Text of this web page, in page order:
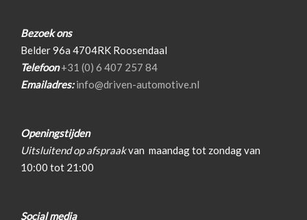
Lichtmetalen velgen 19"
Panoramadak
Parkeersensor achter
Parkeersensor voor
Bezoek ons
Belder 96a 4704RK Roosendaal
Telefoon+31 (0) 6 407 257 84
Emailadres:info@driven-automotive.nl
Openingstijden
Uitsluitend op afspraakvan maandag tot zondag van
10:00 tot 21:00
Social media